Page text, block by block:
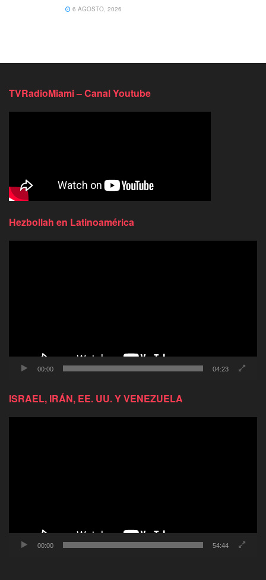
6 AGOSTO, 2026
TVRadioMiami – Canal Youtube
Hezbollah en Latinoamérica
00:00 04:23
ISRAEL, IRÁN, EE. UU. Y VENEZUELA
00:00 54:44